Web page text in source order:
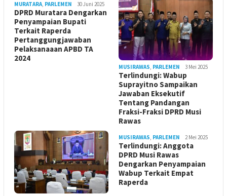
MURATARA, PARLEMEN 30 Juni 2025
DPRD Muratara Dengarkan
Penyampaian Bupati
Terkait Raperda
Pertanggungjawaban
Pelaksanaaan APBD TA
2024
MUSIRAWAS, PARLEMEN 3 Mei 2025
Terlindungi: Wabup
Suprayitno Sampaikan
Jawaban Eksekutif
Tentang Pandangan
Fraksi-Fraksi DPRD Musi
Rawas
MUSIRAWAS, PARLEMEN 2 Mei 2025
Terlindungi: Anggota
DPRD Musi Rawas
Dengarkan Penyampaian
Wabup Terkait Empat
Raperda